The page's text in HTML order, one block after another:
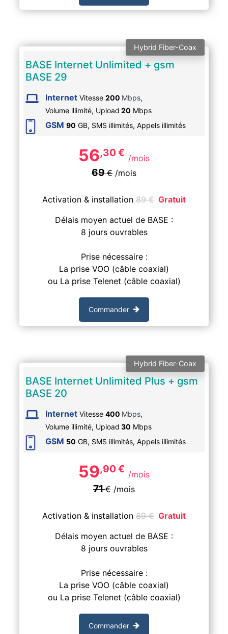
Hybrid Fiber-Coax
BASE Internet Unlimited + gsm
BASE 29
Internet Vitesse 200 Mbps,
Volume illimité, Upload 20 Mbps
GSM 90 GB, SMS illimités, Appels illimités
56,30€ /mois
69€ /mois
Activation & installation 89€ Gratuit
Délais moyen actuel de BASE :
8 jours ouvrables
Prise nécessaire :
La prise VOO (câble coaxial)
ou La prise Telenet (câble coaxial)
Commander
Hybrid Fiber-Coax
BASE Internet Unlimited Plus + gsm
BASE 20
Internet Vitesse 400 Mbps,
Volume illimité, Upload 30 Mbps
GSM 50 GB, SMS illimités, Appels illimités
59,90€ /mois
71€ /mois
Activation & installation 89€ Gratuit
Délais moyen actuel de BASE :
8 jours ouvrables
Prise nécessaire :
La prise VOO (câble coaxial)
ou La prise Telenet (câble coaxial)
Commander